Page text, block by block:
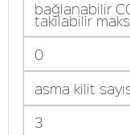
bağlanabilir
takılabilir
0
asma kilit
3